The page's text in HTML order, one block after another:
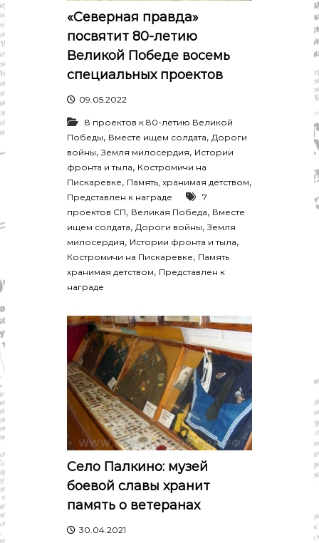
р
а
в
д
а
К
о
с
т
р
о
К
о
с
т
р
м
с
к
о
й
о
с
и
.
Н
о
в
о
с
т
и
,
п
о
л
и
«Северная правда»
посвятит 80-летию
Великой Победе восемь
специальных проектов
09.05.2022
8 проектов к 80-летию Великой
Победы, Вместе ищем солдата,Дороги
войны,Земля милосердия, Истории
фронта и тыла, Костромичи на
Пискаревке, Память, хранимая детством,
Представлен к награде
7
проектов СП, Великая Победа, Вместе
ищем солдата,Дороги войны,Земля
милосердия, Истории фронта и тыла,
Костромичи на Пискаревке, Память
хранимая детством, Представлен к
награде
Село Палкино: музей
боевой славы хранит
память о ветеранах
30.04.2021